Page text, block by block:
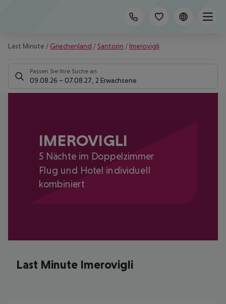
Last Minute / Griechenland / Santorin / Imerovigli
Passen Sie Ihre Suche an
09.08.26 – 07.08.27 2 Erwachsene
IMEROVIGLI
5 Nächte im Doppelzimmer
Flug und Hotel individuell
kombiniert
Last Minute Imerovigli